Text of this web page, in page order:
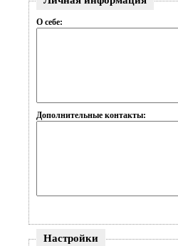
О себе:
Дополнительные контакты:
Настройки